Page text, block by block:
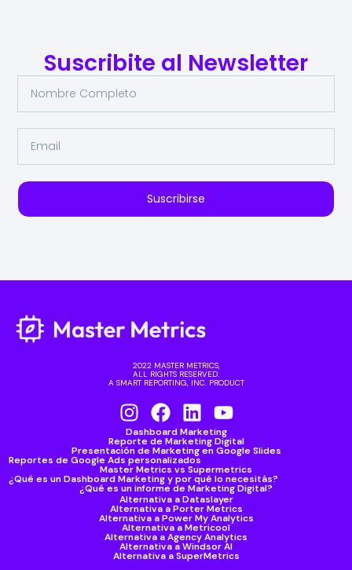
Suscribite al Newsletter
Suscribirse
2022 MASTER METRICS,
ALL RIGHTS RESERVED.
A SMART REPORTING, INC. PRODUCT
Dashboard Marketing
Reporte de Marketing Digital
Presentación de Marketing en Google Slides
Reportes de Google Ads personalizados
Master Metrics vs Supermetrics
¿Qué es un Dashboard Marketing y por qué lo necesitás?
¿Qué es un informe de Marketing Digital?
Alternativa a Dataslayer
Alternativa a Porter Metrics
Alternativa a Power My Analytics
Alternativa a Metricool
Alternativa a Agency Analytics
Alternativa a Windsor AI
Alternativa a SuperMetrics